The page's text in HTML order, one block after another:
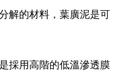
解的材料，葉廣泥是可
採用高階的低溫滲透膜